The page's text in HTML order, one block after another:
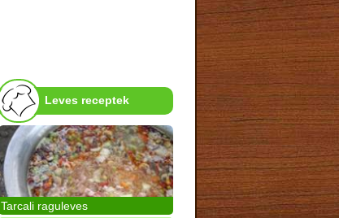
Leves receptek
Tarcali raguleves